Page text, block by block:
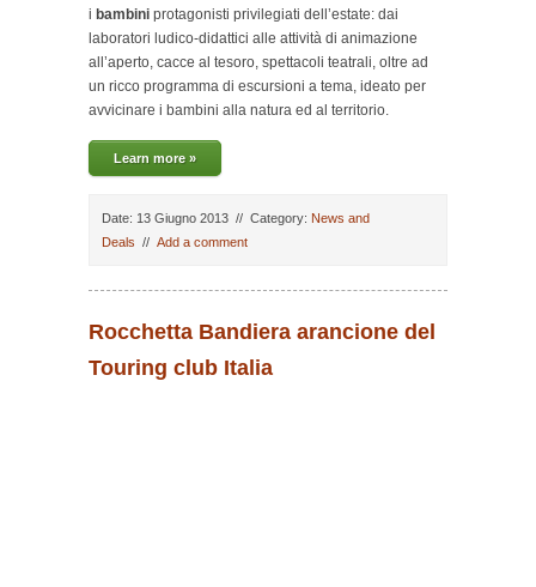
i bambini protagonisti privilegiati dell’estate: dai
laboratori ludico-didattici alle attività di animazione
all’aperto, cacce al tesoro, spettacoli teatrali, oltre ad
un ricco programma di escursioni a tema, ideato per
avvicinare i bambini alla natura ed al territorio.
Learn more »
Date: 13 Giugno 2013 // Category: News and
Deals // Add a comment
Rocchetta Bandiera arancione del
Touring club Italia